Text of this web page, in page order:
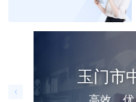
玉门市